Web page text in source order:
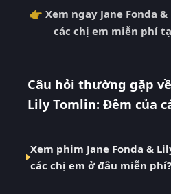
👉 Xem ngay Jane Fonda
các chị em miễn phí
Câu hỏi thường gặp
Lily Tomlin: Đêm của
Xem phim Jane Fonda &
các chị em ở đâu miễn phí?